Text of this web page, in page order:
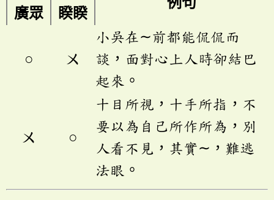
廣眾 睽睽
○ ㄨ
小吳在∼前都能侃侃而
談，面對心上人時卻結巴
起來。
ㄨ ○
十目所視，十手所指，不
要以為自己所作所為，別
人看不見，其實∼，難逃
法眼。